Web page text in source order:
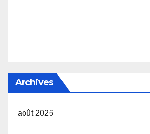
Archives
août 2026